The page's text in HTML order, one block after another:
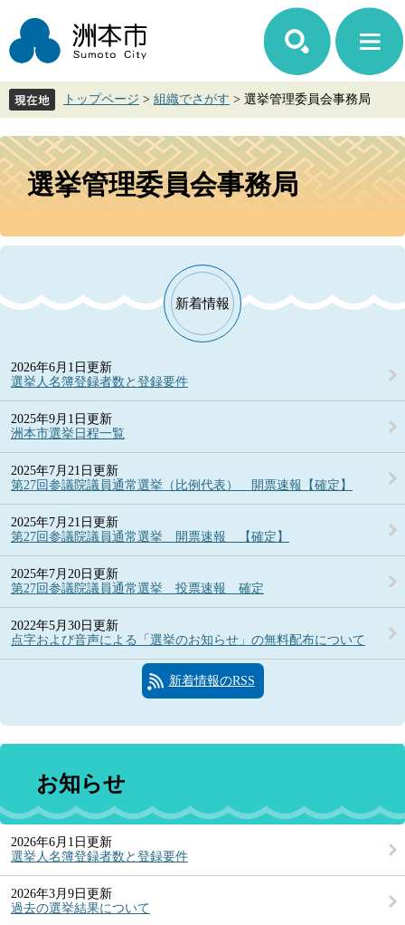
ジ
先
す。
ュ
を
し
て
トップページ > 組織でさがす > 選挙管理委員会事務局
本
文
選挙管理委員会事務局
新着情報
2026年6月1日更新
選挙人名簿登録者数と登録要件
2025年9月1日更新
洲本市選挙日程一覧
2025年7月21日更新
第27回参議院議員通常選挙（比例代表） 開票速報【確定】
2025年7月21日更新
第27回参議院議員通常選挙 開票速報 【確定】
2025年7月20日更新
第27回参議院議員通常選挙 投票速報 確定
2022年5月30日更新
点字および音声による「選挙のお知らせ」の無料配布について
新着情報のRSS
お知らせ
2026年6月1日更新
選挙人名簿登録者数と登録要件
2026年3月9日更新
過去の選挙結果について